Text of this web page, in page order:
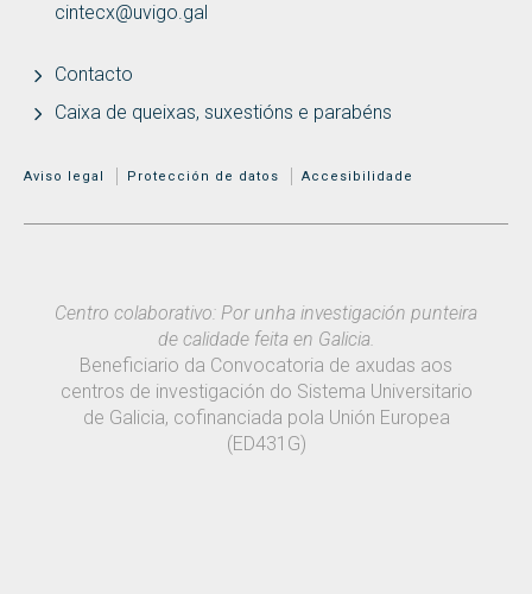
cintecx@uvigo.gal
Contacto
Caixa de queixas, suxestións e parabéns
MENÚ ADICIONAL
Aviso legal Protección de datos Accesibilidade
Centro colaborativo: Por unha investigación punteira
de calidade feita en Galicia.
Beneficiario da Convocatoria de axudas aos
centros de investigación do Sistema Universitario
de Galicia, cofinanciada pola Unión Europea
(ED431G)